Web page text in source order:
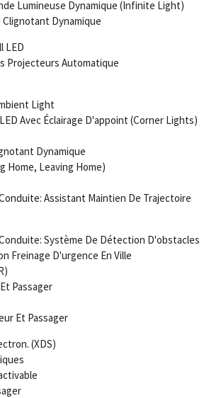
Lumineuse Dynamique (Infinite Light)
Clignotant Dynamique
LED
Projecteurs Automatique
Light
Avec Éclairage D'appoint (Corner Lights)
Dynamique
Home, Leaving Home)
Assistant Maintien De Trajectoire
Système De Détection D'obstacles
Freinage D'urgence En Ville
Passager
Et Passager
(XDS)